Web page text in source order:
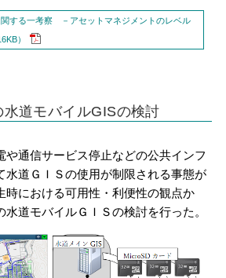
する一考察 －アセットマネジメントのレベル
）
道モバイルGISの検討
や通信サービス停止などの公共インフ
水道ＧＩＳの使用が制限される事態が
時における可用性・利便性の観点か
水道モバイルＧＩＳの検討を行った。